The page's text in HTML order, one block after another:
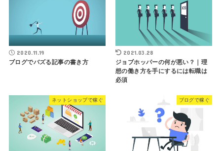
2020.11.19
ブログでバズる記事の書き方
2021.03.28
ジョブホッパーの何が悪い？｜理
想の働き方を手にするには転職は
必須
ネットショップで稼ぐ ブログで稼ぐ